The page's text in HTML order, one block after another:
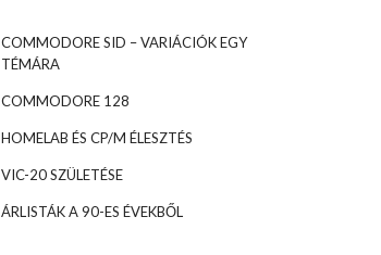
COMMODORE SID – VARIÁCIÓK EGY
TÉMÁRA
COMMODORE 128
HOMELAB ÉS CP/M ÉLESZTÉS
VIC-20 SZÜLETÉSE
ÁRLISTÁK A 90-ES ÉVEKBŐL